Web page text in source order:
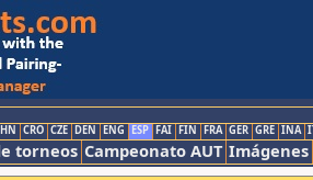
CRO CZE DEN ENG ESP FAI FIN FRA GER GRE INA
torneos Campeonato AUT Imágenes